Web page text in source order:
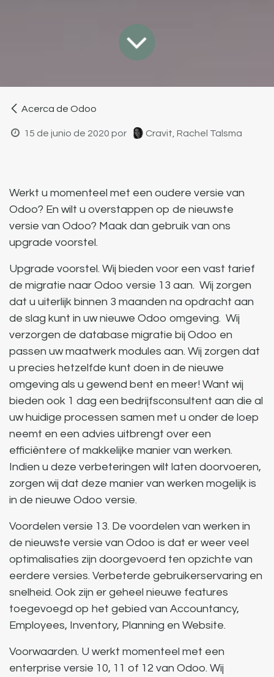
Acerca de Odoo
15 de junio de 2020 por Cravit, Rachel Talsma
Werkt u momenteel met een oudere versie van
Odoo? En wilt u overstappen op de nieuwste
versie van Odoo? Maak dan gebruik van ons
upgrade voorstel.
Upgrade voorstel. Wij bieden voor een vast tarief
de migratie naar Odoo versie 13 aan. Wij zorgen
dat u uiterlijk binnen 3 maanden na opdracht aan
de slag kunt in uw nieuwe Odoo omgeving. Wij
verzorgen de database migratie bij Odoo en
passen uw maatwerk modules aan. Wij zorgen dat
u precies hetzelfde kunt doen in de nieuwe
omgeving als u gewend bent en meer! Want wij
bieden ook 1 dag een bedrijfsconsultent aan die al
uw huidige processen samen met u onder de loep
neemt en een advies uitbrengt over een
efficiëntere of makkelijke manier van werken.
Indien u deze verbeteringen wilt laten doorvoeren,
zorgen wij dat deze manier van werken mogelijk is
in de nieuwe Odoo versie.
Voordelen versie 13. De voordelen van werken in
de nieuwste versie van Odoo is dat er weer veel
optimalisaties zijn doorgevoerd ten opzichte van
eerdere versies. Verbeterde gebruikerservaring en
snelheid. Ook zijn er geheel nieuwe features
toegevoegd op het gebied van Accountancy,
Employees, Inventory, Planning en Website.
Voorwaarden. U werkt momenteel met een
enterprise versie 10, 11 of 12 van Odoo. Wij